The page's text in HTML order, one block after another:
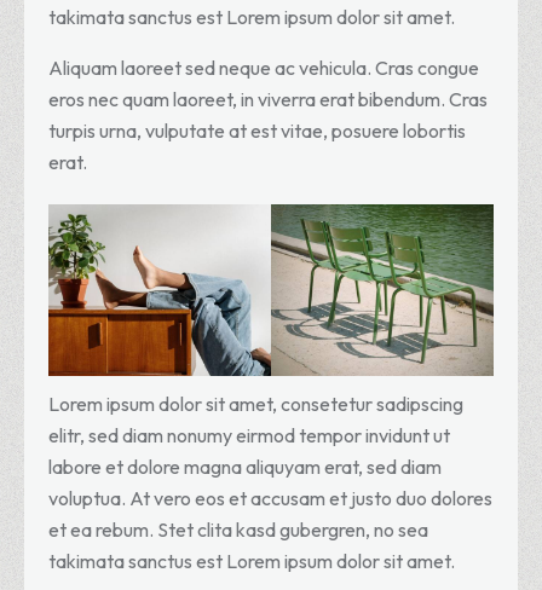
takimata sanctus est Lorem ipsum dolor sit amet.
Aliquam laoreet sed neque ac vehicula. Cras congue
eros nec quam laoreet, in viverra erat bibendum. Cras
turpis urna, vulputate at est vitae, posuere lobortis
erat.
Lorem ipsum dolor sit amet, consetetur sadipscing
elitr, sed diam nonumy eirmod tempor invidunt ut
labore et dolore magna aliquyam erat, sed diam
voluptua. At vero eos et accusam et justo duo dolores
et ea rebum. Stet clita kasd gubergren, no sea
takimata sanctus est Lorem ipsum dolor sit amet.